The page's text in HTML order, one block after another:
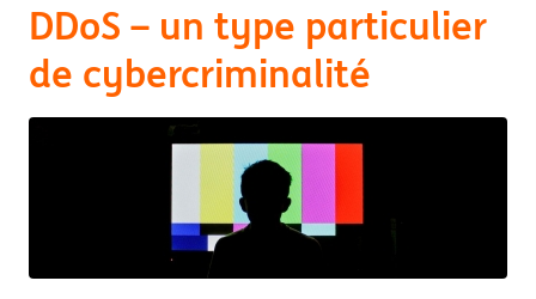
DDoS – un type particulier
de cybercriminalité